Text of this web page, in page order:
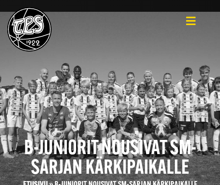
B-JUNIORIT NOUSIVAT SM-
SARJAN KÄRKIPAIKALLE